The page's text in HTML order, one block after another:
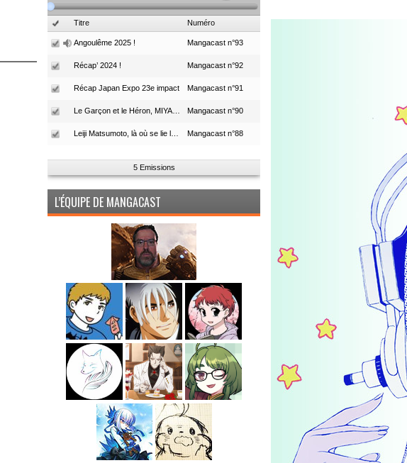
Titre Numéro
Angoulême 2025 ! Mangacast n°93
Récap’ 2024 ! Mangacast n°92
Récap Japan Expo 23e impact Mangacast n°91
Mangacast n°90
Mangacast n°88
5 Emissions
L’ÉQUIPE DE MANGACAST